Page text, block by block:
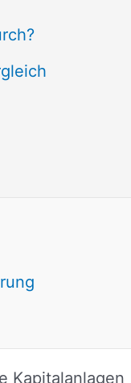
Kapitalanlagen